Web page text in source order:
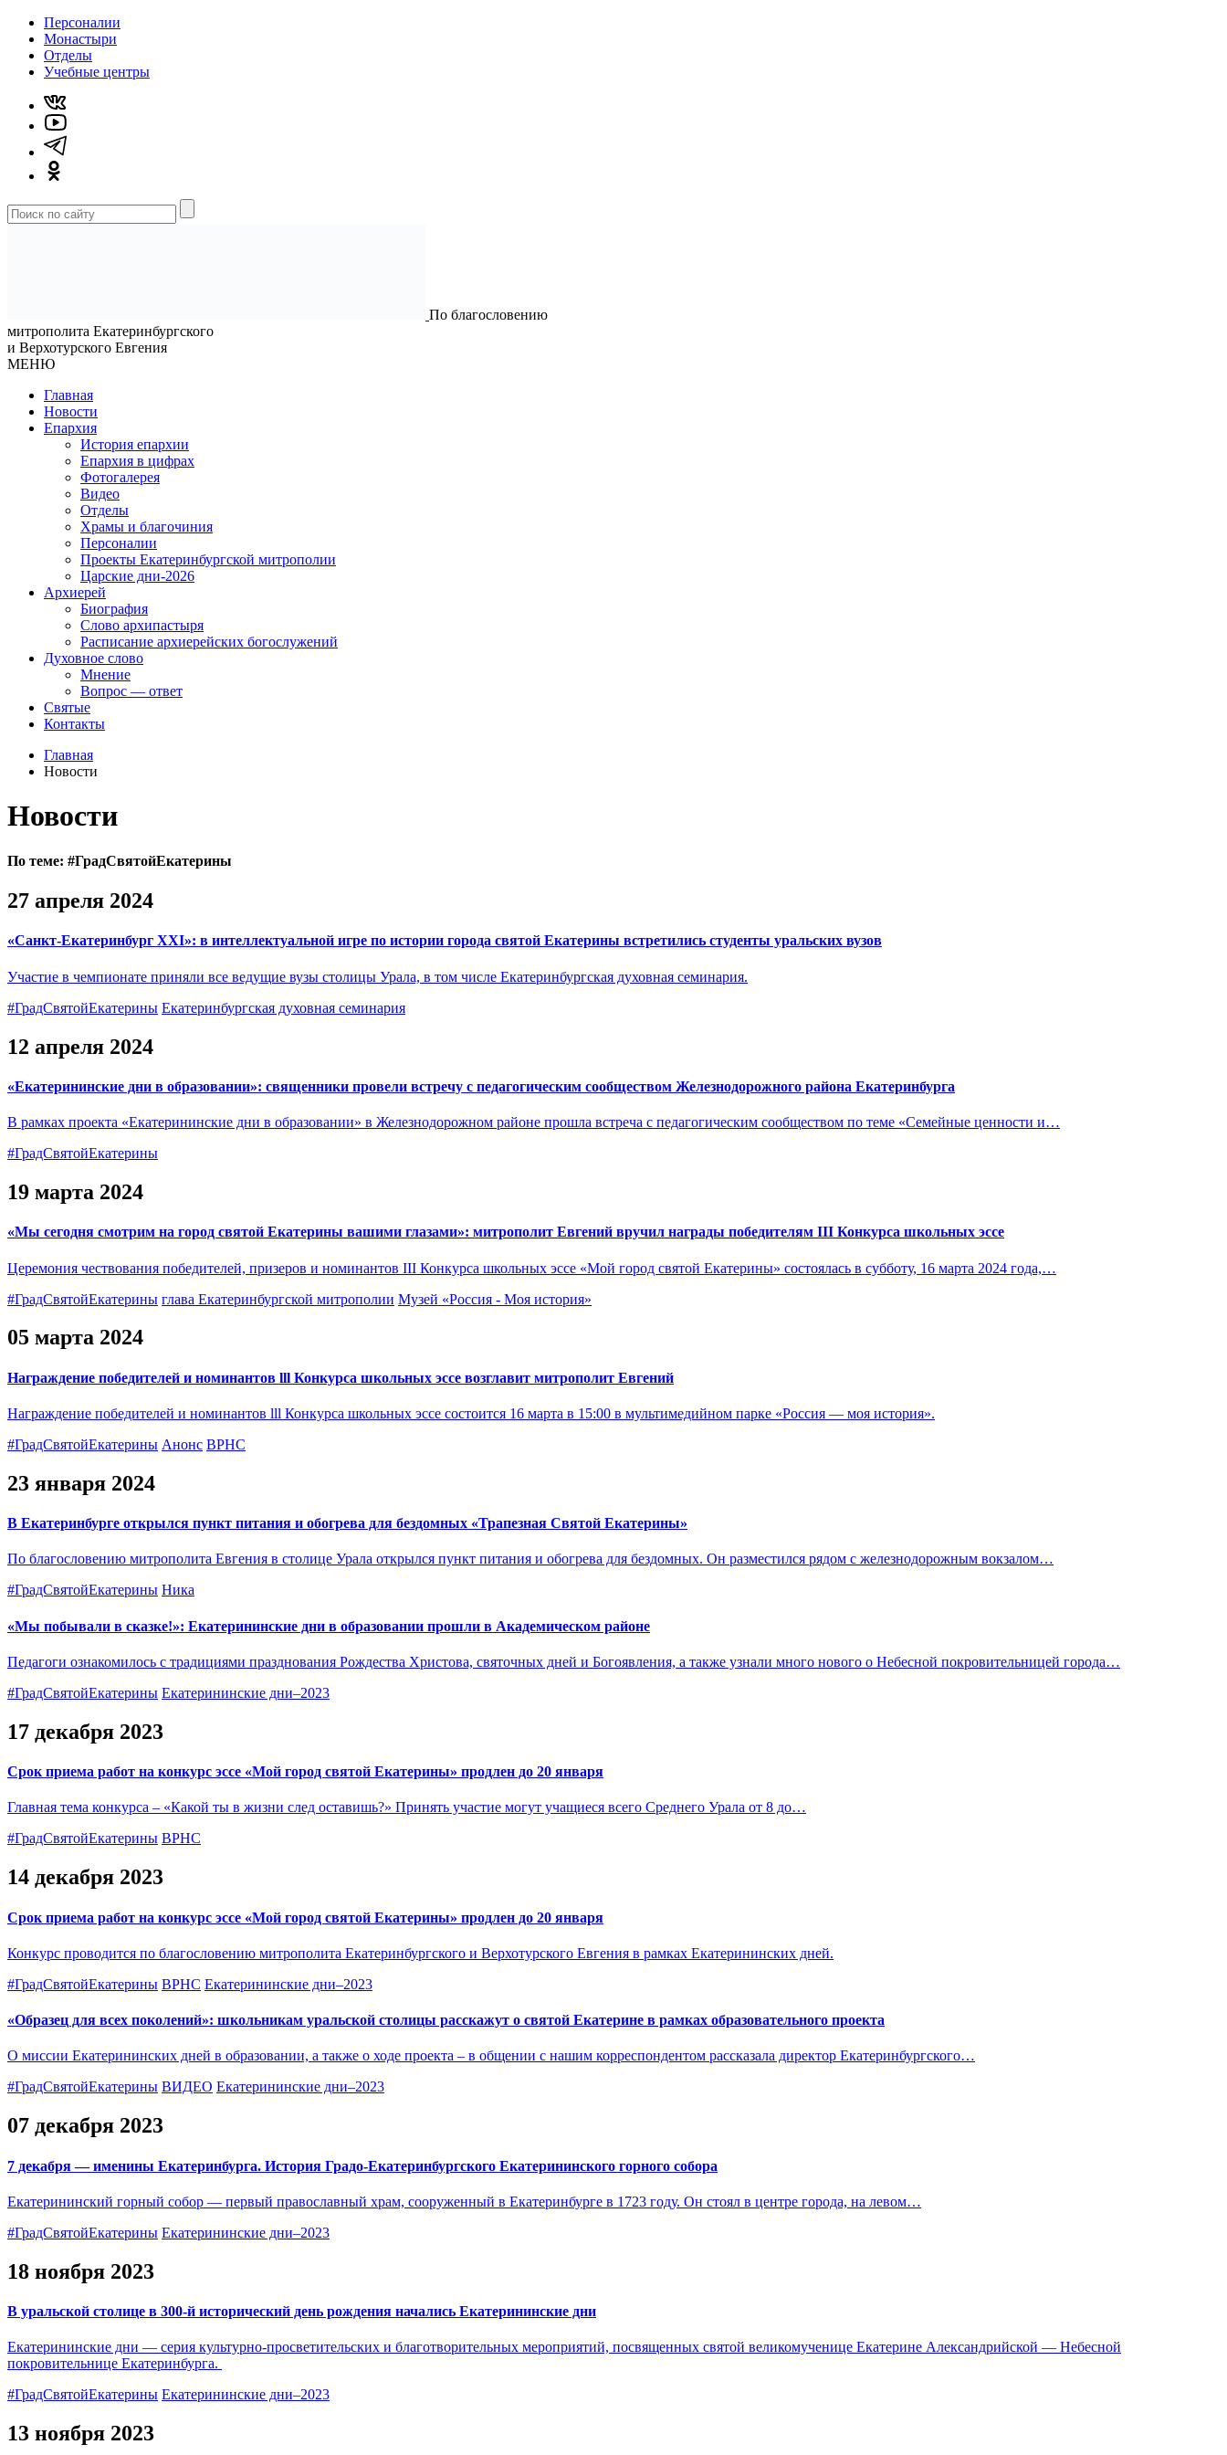
Персоналии
Монастыри
Отделы
Учебные центры
По благословению
митрополита Екатеринбургского
и Верхотурского Евгения
МЕНЮ
Главная
Новости
Епархия
История епархии
Епархия в цифрах
Фотогалерея
Видео
Отделы
Храмы и благочиния
Персоналии
Проекты Екатеринбургской митрополии
Царские дни-2026
Архиерей
Биография
Слово архипастыря
Расписание архиерейских богослужений
Духовное слово
Мнение
Вопрос — ответ
Святые
Контакты
Главная
Новости
Новости
По теме: #ГрадСвятойЕкатерины
27 апреля 2024
«Санкт-Екатеринбург XXI»: в интеллектуальной игре по истории города святой Екатерины встретились студенты уральских вузов
Участие в чемпионате приняли все ведущие вузы столицы Урала, в том числе Екатеринбургская духовная семинария.
#ГрадСвятойЕкатерины Екатеринбургская духовная семинария
12 апреля 2024
«Екатерининские дни в образовании»: священники провели встречу с педагогическим сообществом Железнодорожного района Екатеринбурга
В рамках проекта «Екатерининские дни в образовании» в Железнодорожном районе прошла встреча с педагогическим сообществом по теме «Семейные ценности и…
#ГрадСвятойЕкатерины
19 марта 2024
«Мы сегодня смотрим на город святой Екатерины вашими глазами»: митрополит Евгений вручил награды победителям III Конкурса школьных эссе
Церемония чествования победителей, призеров и номинантов III Конкурса школьных эссе «Мой город святой Екатерины» состоялась в субботу, 16 марта 2024 года,…
#ГрадСвятойЕкатерины глава Екатеринбургской митрополии Музей «Россия - Моя ис­тория»
05 марта 2024
Награждение победителей и номинантов lll Конкурса школьных эссе возглавит митрополит Евгений
Награждение победителей и номинантов lll Конкурса школьных эссе состоится 16 марта в 15:00 в мультимедийном парке «Россия — моя история».
#ГрадСвятойЕкатерины Анонс ВРНС
23 января 2024
В Екатеринбурге открылся пункт питания и обогрева для бездомных «Трапезная Святой Екатерины»
По благословению митрополита Евгения в столице Урала открылся пункт питания и обогрева для бездомных. Он разместился рядом с железнодорожным вокзалом…
#ГрадСвятойЕкатерины Ника
«Мы побывали в сказке!»: Екатерининские дни в образовании прошли в Академическом районе
Педагоги ознакомилось с традициями празднования Рождества Христова, святочных дней и Богоявления, а также узнали много нового о Небесной покровительницей города…
#ГрадСвятойЕкатерины Екатерининские дни–2023
17 декабря 2023
Срок приема работ на конкурс эссе «Мой город святой Екатерины» продлен до 20 января
Главная тема конкурса – «Какой ты в жизни след оставишь?» Принять участие могут учащиеся всего Среднего Урала от 8 до…
#ГрадСвятойЕкатерины ВРНС
14 декабря 2023
Срок приема работ на конкурс эссе «Мой город святой Екатерины» продлен до 20 января
Конкурс проводится по благословению митрополита Екатеринбургского и Верхотурского Евгения в рамках Екатерининских дней.
#ГрадСвятойЕкатерины ВРНС Екатерининские дни–2023
«Образец для всех поколений»: школьникам уральской столицы расскажут о святой Екатерине в рамках образовательного проекта
О миссии Екатерининских дней в образовании, а также о ходе проекта – в общении с нашим корреспондентом рассказала директор Екатеринбургского…
#ГрадСвятойЕкатерины ВИДЕО Екатерининские дни–2023
07 декабря 2023
7 декабря — именины Екатеринбурга. История Градо-Екатеринбургского Екатерининского горного собора
Екатерининский горный собор — первый православный храм, сооруженный в Екатеринбурге в 1723 году. Он стоял в центре города, на левом…
#ГрадСвятойЕкатерины Екатерининские дни–2023
18 ноября 2023
В уральской столице в 300-й исторический день рождения начались Екатерининские дни
Екатерининские дни — серия культурно-просветительских и благотворительных мероприятий, посвященных святой великомученице Екатерине Александрийской — Небесной
покровительнице Екатеринбурга.
#ГрадСвятойЕкатерины Екатерининские дни–2023
13 ноября 2023